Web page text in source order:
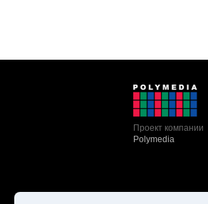
Проект компании
Polymedia